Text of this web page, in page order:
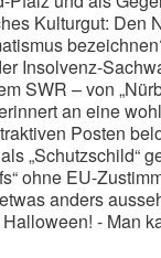
Kulturgut: Den
Insolvenz-
SWR – von
an eine
Posten
„Schutzschild“
ohne EU-
anders
- Man